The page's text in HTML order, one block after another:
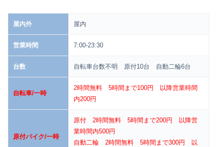
屋内外 屋内
営業時間 7:00-23:30
台数 自転車台数不明 原付10台 自動二輪6台
自転車/一時
2時間無料 5時間まで100円 以降営業時間
内200円
原付バイク/一時
原付 2時間無料 5時間まで200円 以降営
業時間内500円
自動二輪 2時間無料 5時間まで300円 以